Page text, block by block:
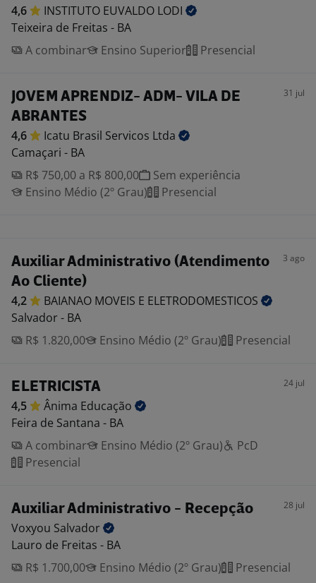
4,6 INSTITUTO EUVALDO LODI
Teixeira de Freitas - BA
A combinar
Ensino Superior Presencial
JOVEM APRENDIZ- ADM- VILA DE
ABRANTES
31 jul
4,6 Icatu Brasil Servicos Ltda
Camaçari - BA
R$ 750,00 a R$ 800,00
Sem experiência
Ensino Médio (2º Grau)
Presencial
Auxiliar Administrativo (Atendimento
Ao Cliente)
3 ago
4,2 BAIANAO MOVEIS E ELETRODOMESTICOS
Salvador - BA
R$ 1.820,00
Ensino Médio (2º Grau) Presencial
ELETRICISTA 24 jul
4,5 Ânima Educação
Feira de Santana - BA
A combinar
Ensino Médio (2º Grau)
PcD
Presencial
Auxiliar Administrativo - Recepção 28 jul
Voxyou Salvador
Lauro de Freitas - BA
R$ 1.700,00
Ensino Médio (2º Grau) Presencial